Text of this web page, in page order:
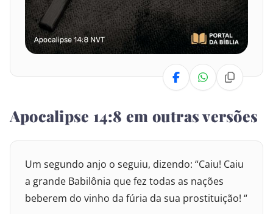
Êxodo
Levítico
Números
Juízes
Rute
13 14 15 16 17 18
19 20
Apocalipse 14:8 em outras versões
Um segundo anjo o seguiu, dizendo: “Caiu! Caiu
a grande Babilônia que fez todas as nações
beberem do vinho da fúria da sua prostituição! “